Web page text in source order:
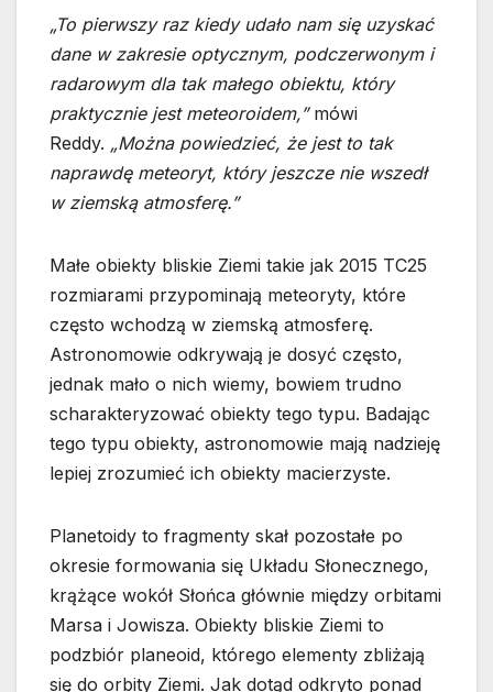
„To pierwszy raz kiedy udało nam się uzyskać
dane w zakresie optycznym, podczerwonym i
radarowym dla tak małego obiektu, który
praktycznie jest meteoroidem,”mówi
Reddy. „Można powiedzieć, że jest to tak
naprawdę meteoryt, który jeszcze nie wszedł
w ziemską atmosferę.”
Małe obiekty bliskie Ziemi takie jak 2015 TC25
rozmiarami przypominają meteoryty, które
często wchodzą w ziemską atmosferę.
Astronomowie odkrywają je dosyć często,
jednak mało o nich wiemy, bowiem trudno
scharakteryzować obiekty tego typu. Badając
tego typu obiekty, astronomowie mają nadzieję
lepiej zrozumieć ich obiekty macierzyste.
Planetoidy to fragmenty skał pozostałe po
okresie formowania się Układu Słonecznego,
krążące wokół Słońca głównie między orbitami
Marsa i Jowisza. Obiekty bliskie Ziemi to
podzbiór planeoid, którego elementy zbliżają
się do orbity Ziemi. Jak dotąd odkryto ponad